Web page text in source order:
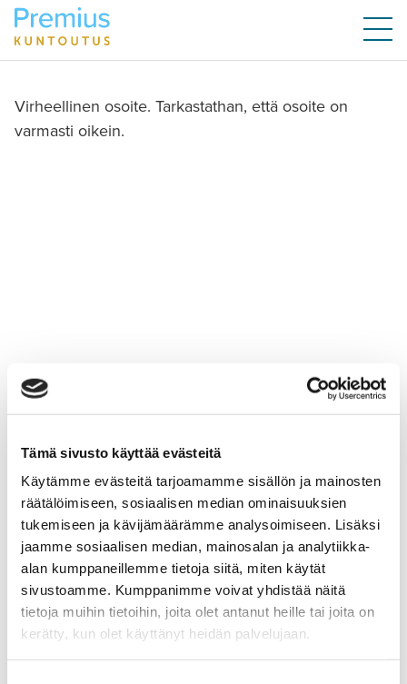
Tämä sivusto käyttää evästeitä
Käytämme evästeitä tarjoamamme sisällön ja mainosten
räätälöimiseen, sosiaalisen median ominaisuuksien
tukemiseen ja kävijämäärämme analysoimiseen. Lisäksi
jaamme sosiaalisen median, mainosalan ja analytiikka-
alan kumppaneillemme tietoja siitä, miten käytät
sivustoamme. Kumppanimme voivat yhdistää näitä
tietoja muihin tietoihin, joita olet antanut heille tai joita on
kerätty, kun olet käyttänyt heidän palvelujaan.
Virheellinen osoite. Tarkastathan, että osoite on
varmasti oikein.